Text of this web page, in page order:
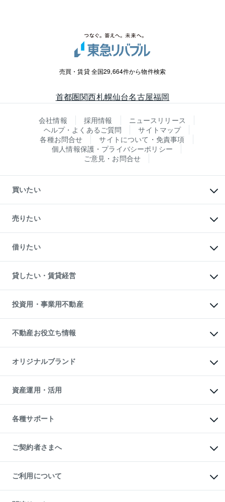
売買・賃貸 全国29,664件から物件検索
首都圏関西札幌仙台名古屋福岡
会社情報 採用情報
ニュースリリース
ヘルプ・よくあるご質問
サイトマップ
各種お問合せ
サイトについて・免責事項
個人情報保護・プライバシーポリシー
ご意見・お問合せ
買いたい
新築・分譲マンションの購入
中古マンションの購入
一戸建ての購入
中古一戸建ての購入
不動産購入の流れ
注目キーワード物件特集
購入ガイド
English 繁体中文簡体中文
売りたい
一戸建ての売却・査定
土地の売却・査定
スピードAI査定
不動産査定について
不動産売却の流れ
不動産買換えの流れ
売却ガイド
借りたい
オフィス・店舗の賃貸
借りるときの流れ
借りるガイド
貸したい・賃貸経営
マンション賃料データ
賃貸管理プラン
リロケーションについて
貸すガイド
投資用・事業用不動産
事業用不動産
マンション投資
投資用マンション
アパート経営
収益物件
ビル購入（ビル一棟）
投資用不動産の売却査定
事業用不動産の売却査定
不動産お役立ち情報
マンションライブラリー
人気マンションランキング
暮らしに役立つ不動産メディア
不動産相場・不動産価格情報
不動産コラム・ニュース
不動産用語集
不動産なんでもネット相談室
住まいの税金
オリジナルブランド
一棟リノベーションマンション
L`GENTE（ルジェンテ）
区分リノベーションマンション
投資用一棟レジデンスWELL
不動産小口投資
LEGACIA（レガシア）
資産運用・活用
不動産M&A
アセットマネジメント・出資
各種サポート
相続サポート
リフォームサポート
ご契約者さまへ
ご紹介・再契約特典
入居者様専用-各種ご案内（賃貸）
東急こすもす会「こすもすWeb」
ご利用について